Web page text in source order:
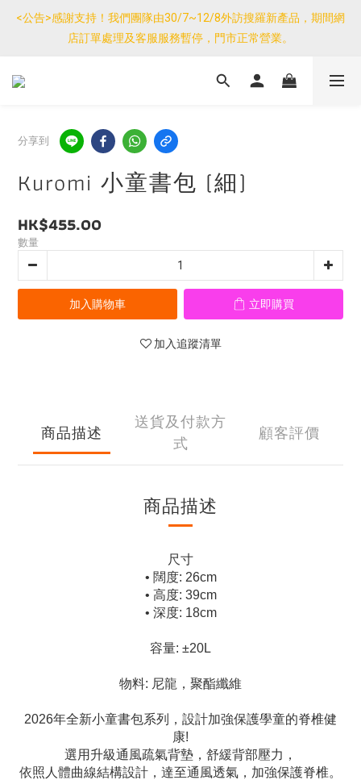
優惠免運產品如與其他商品同單購買，其他商品每件只需加$7運
費。(大件/較重產品除外)
<公告>感謝支持！我們團隊由30/7~12/8外訪搜羅新產品，期間網
店訂單處理及客服服務暫停，門市正常營業。
優惠免運產品如與其他商品同單購買，其他商品每件只需加$7運
分享到
Kuromi 小童書包 (細)
HK$455.00
數量
加入購物車 立即購買
加入追蹤清單
商品描述
送貨及付款方
式
顧客評價
商品描述
尺寸
• 闊度: 26cm
• 高度: 39cm
• 深度: 18cm
容量: ±20L
物料: 尼龍，聚酯纖維
2026年全新小童書包系列，設計加強保護學童的脊椎健
康!
選用升級通風疏氣背墊，舒緩背部壓力，
依照人體曲線結構設計，達至通風透氣，加強保護脊椎。